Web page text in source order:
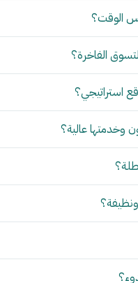
الوقت؟
الفاخرة؟
استراتيجي؟
وخدمتها عالية؟